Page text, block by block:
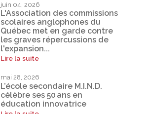
juin 04, 2026
L'Association des commissions
scolaires anglophones du
Québec met en garde contre
les graves répercussions de
l'expansion...
Lire la suite
mai 28, 2026
L’école secondaire M.I.N.D.
célèbre ses 50 ans en
éducation innovatrice